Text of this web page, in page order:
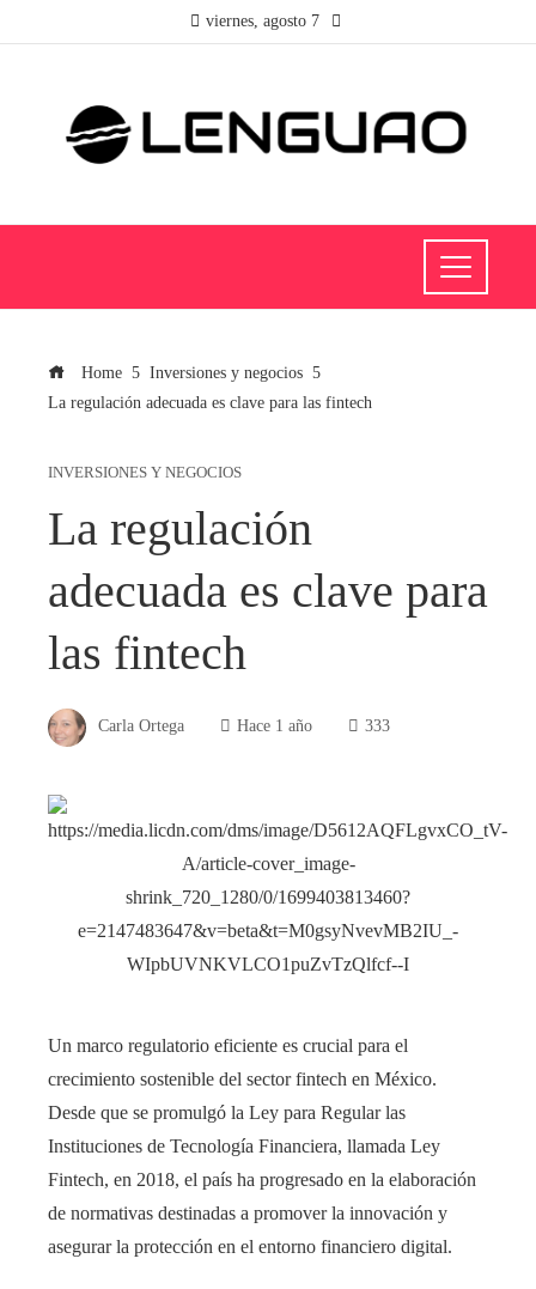
viernes, agosto 7
Home
Inversiones y negocios
La regulación adecuada es clave para las fintech
INVERSIONES Y NEGOCIOS
La regulación
adecuada es clave para
las fintech
Carla Ortega Hace 1 año 333
​Un marco regulatorio eficiente es crucial para el
crecimiento sostenible del sector fintech en México.
Desde que se promulgó la Ley para Regular las
Instituciones de Tecnología Financiera, llamada Ley
Fintech, en 2018, el país ha progresado en la elaboración
de normativas destinadas a promover la innovación y
asegurar la protección en el entorno financiero digital. ​